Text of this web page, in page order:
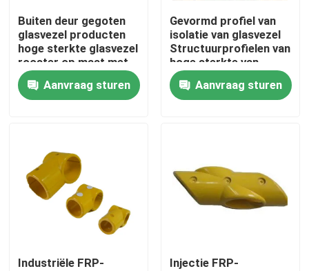
Fabriekstocht
Kwaliteitscontrole
Nieuws
Vraag een offerte
Spoorinsulator
Buiten deur gegoten
glasvezel producten
hoge sterkte glasvezel
rooster op maat met
verschillende kleur
Aanvraag sturen
Gevormd profiel van
isolatie van glasvezel
Structuurprofielen van
hoge sterkte van
glasvezel
Aanvraag sturen
Industriële FRP-
Injectie FRP-